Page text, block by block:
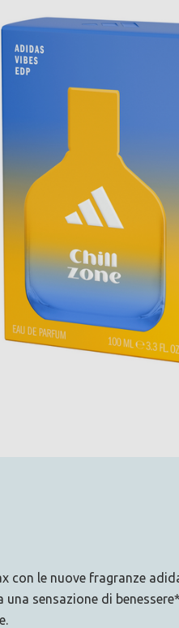
con le nuove fragranze
una sensazione di